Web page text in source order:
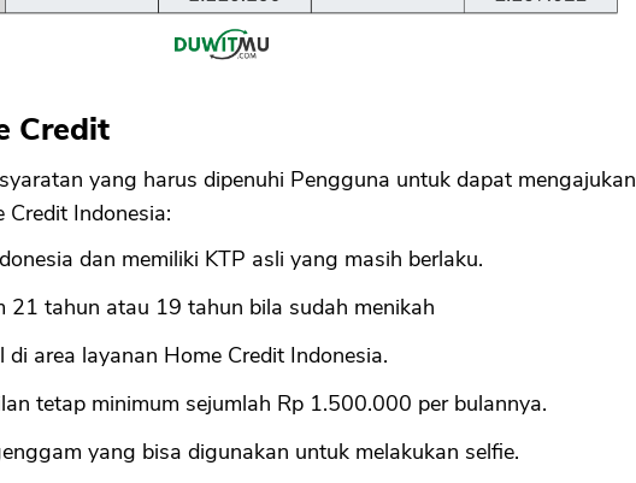
Credit
yang harus dipenuhi Pengguna untuk dapat mengajukan
Credit Indonesia:
dan memiliki KTP asli yang masih berlaku.
21 tahun atau 19 tahun bila sudah menikah
area layanan Home Credit Indonesia.
tetap minimum sejumlah Rp 1.500.000 per bulannya.
yang bisa digunakan untuk melakukan selfie.